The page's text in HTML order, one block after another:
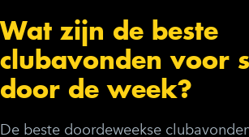
Wat zijn de beste
clubavonden voor
door de week?
De beste doordeweekse